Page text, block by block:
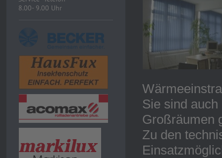
8.00- 9.00 Uhr
Sie sind
Großräumen
Zu den